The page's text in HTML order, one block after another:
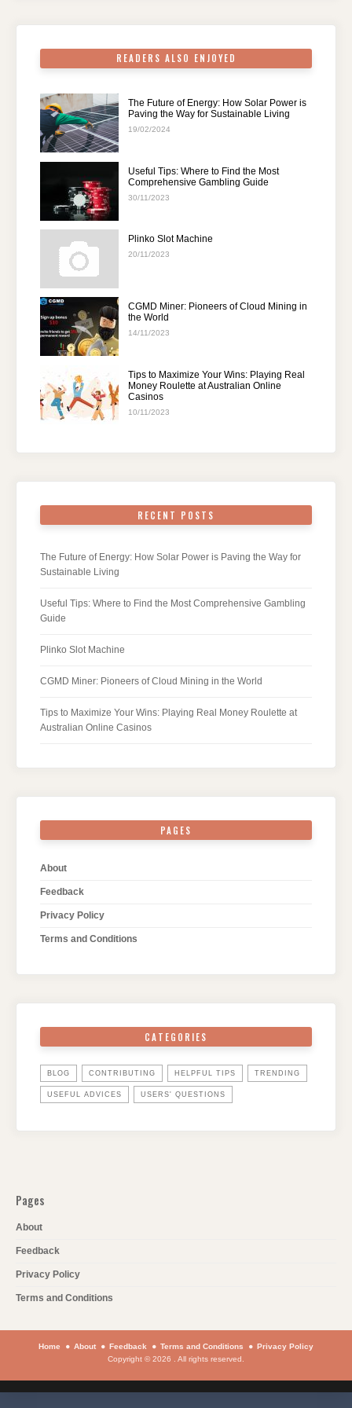
READERS ALSO ENJOYED
The Future of Energy: How Solar Power is
Paving the Way for Sustainable Living
19/02/2024
Useful Tips: Where to Find the Most
Comprehensive Gambling Guide
30/11/2023
Plinko Slot Machine
20/11/2023
CGMD Miner: Pioneers of Cloud Mining in
the World
14/11/2023
Tips to Maximize Your Wins: Playing Real
Money Roulette at Australian Online
Casinos
10/11/2023
RECENT POSTS
The Future of Energy: How Solar Power is Paving the Way for
Sustainable Living
Useful Tips: Where to Find the Most Comprehensive Gambling
Guide
Plinko Slot Machine
CGMD Miner: Pioneers of Cloud Mining in the World
Tips to Maximize Your Wins: Playing Real Money Roulette at
Australian Online Casinos
PAGES
About
Feedback
Privacy Policy
Terms and Conditions
CATEGORIES
BLOG CONTRIBUTING HELPFUL TIPS TRENDING
USEFUL ADVICES USERS' QUESTIONS
Pages
About
Feedback
Privacy Policy
Terms and Conditions
Home About Feedback Terms and Conditions
Privacy Policy
Copyright © 2026 . All rights reserved.